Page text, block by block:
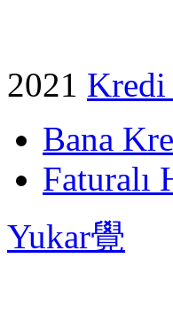
2021 Kredi
Bana
Faturalı
Yukar覺